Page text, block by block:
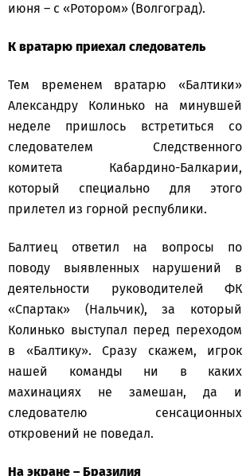
июня – с «Ротором» (Волгоград).
К вратарю приехал следователь
Тем временем вратарю «Балтики»
Александру Колинько на минувшей
неделе пришлось встретиться со
следователем Следственного
комитета Кабардино-Балкарии,
который специально для этого
прилетел из горной республики.
Балтиец ответил на вопросы по
поводу выявленных нарушений в
деятельности руководителей ФК
«Спартак» (Нальчик), за который
Колинько выступал перед переходом
в «Балтику». Сразу скажем, игрок
нашей команды ни в каких
махинациях не замешан, да и
следователю сенсационных
откровений не поведал.
На экране – Бразилия